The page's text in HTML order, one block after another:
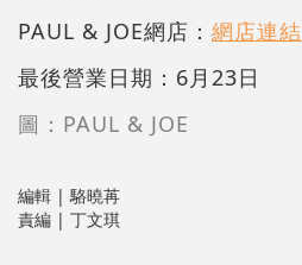
PAUL & JOE網店： 網店連結
最後營業日期：6月23日
圖：PAUL & JOE
編輯 | 駱曉苒
責編 | 丁文琪